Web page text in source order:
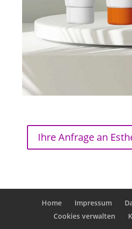
Ihre Anfrage an
Home Impressum
Cookies verwalten